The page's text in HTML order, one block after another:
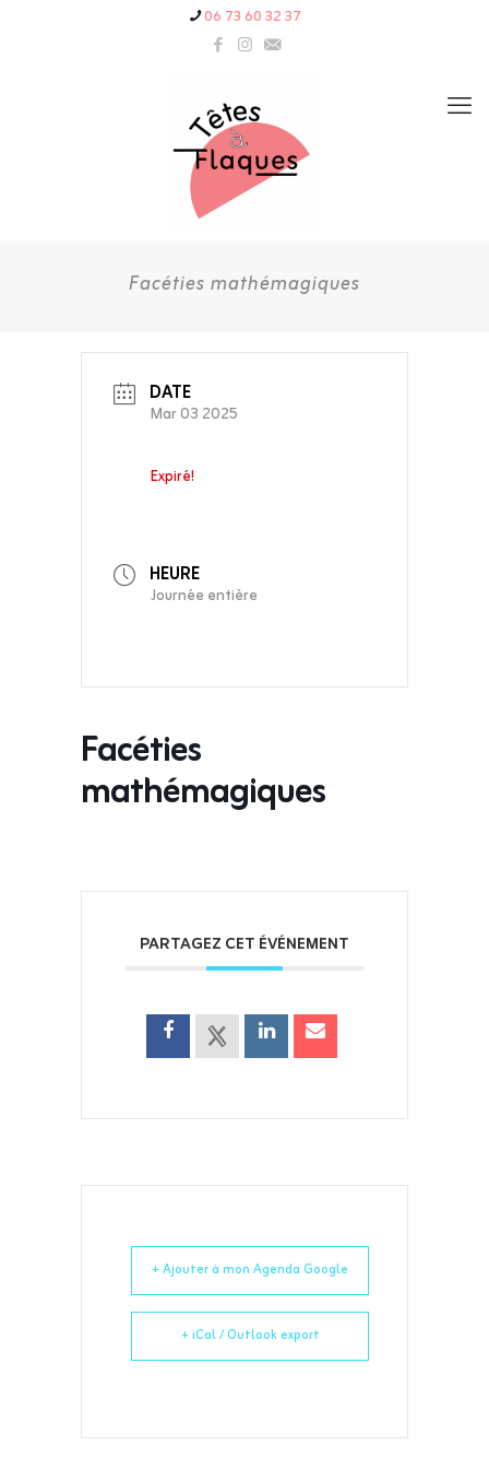
06 73 60 32 37
Facéties mathémagiques
DATE
Mar 03 2025
Expiré!
HEURE
Journée entière
Facéties
mathémagiques
PARTAGEZ CET ÉVÉNEMENT
+ Ajouter à mon Agenda Google
+ iCal / Outlook export